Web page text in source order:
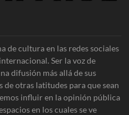
de cultura en las redes sociales
Ser la voz de
difusión más allá de sus
otras latitudes para que sean
influir en la opinión pública
en los cuales se ve